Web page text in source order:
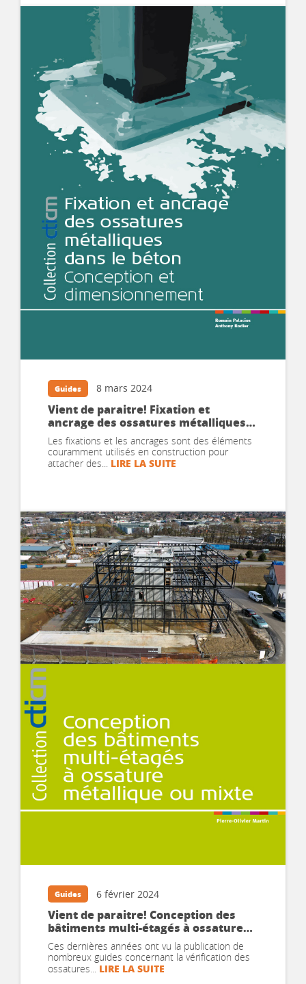
Guides 8 mars 2024
Vient de paraitre! Fixation et
ancrage des ossatures métalliques
dans le béton – Conception et
dimensionnement
Les fixations et les ancrages sont des éléments
couramment utilisés en construction pour
attacher des... LIRE LA SUITE
Guides 6 février 2024
Vient de paraitre! Conception des
bâtiments multi-étagés à ossature
métallique ou mixte
Ces dernières années ont vu la publication de
nombreux guides concernant la vérification des
ossatures... LIRE LA SUITE